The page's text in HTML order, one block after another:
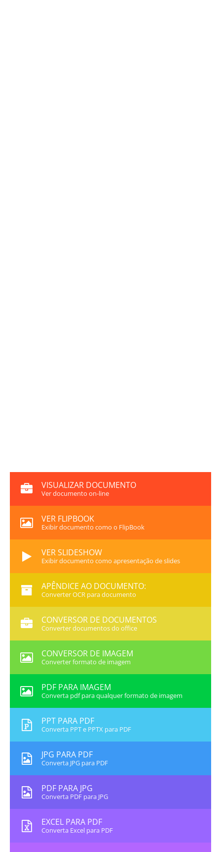
VISUALIZAR DOCUMENTO
Ver documento on-line
VER FLIPBOOK
Exibir documento como o FlipBook
VER SLIDESHOW
Exibir documento como apresentação de slides
APÊNDICE AO DOCUMENTO:
Converter OCR para documento
CONVERSOR DE DOCUMENTOS
Converter documentos do office
CONVERSOR DE IMAGEM
Converter formato de imagem
PDF PARA IMAGEM
Converta pdf para qualquer formato de imagem
PPT PARA PDF
Converta PPT e PPTX para PDF
JPG PARA PDF
Converta JPG para PDF
PDF PARA JPG
Converta PDF para JPG
EXCEL PARA PDF
Converta Excel para PDF